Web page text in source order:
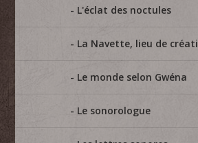
L'éclat des noctules
La Navette, lieu de
Le monde selon Gwéna
Le sonorologue